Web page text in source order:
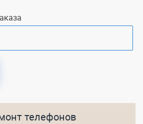
телефонов